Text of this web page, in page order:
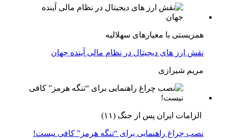
همزیستی با معیارهای سهلالیه
نقش ارز های دیجیتال در نظام مالی آینده جهان
مریم شیرازی
الزامات ایران پس از جنگ (۱۱)
نصب چراغ راهنمایی برای “تنگه هرمز” کافی نیست!